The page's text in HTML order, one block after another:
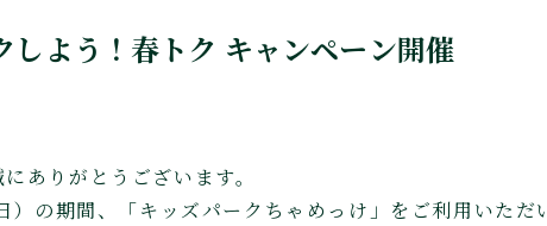
しよう！春トク キャンペーン開催
ありがとうございます。
）の期間、「キッズパークちゃめっけ」をご利用いただ